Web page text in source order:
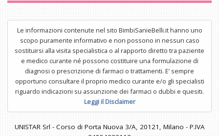
Le informazioni contenute nel sito BimbiSanieBelli.it hanno uno
scopo puramente informativo e non possono in nessun caso
sostituirsi alla visita specialistica o al rapporto diretto tra paziente
e medico curante né possono costituire una formulazione di
diagnosi o prescrizione di farmaci o trattamenti. E’ sempre
opportuno consultare il proprio medico curante e/o gli specialisti
riguardo indicazioni su assunzione dei farmaci o dubbi e quesiti.
Leggi il Disclaimer
UNISTAR Srl - Corso di Porta Nuova 3/A, 20121, Milano - P.IVA